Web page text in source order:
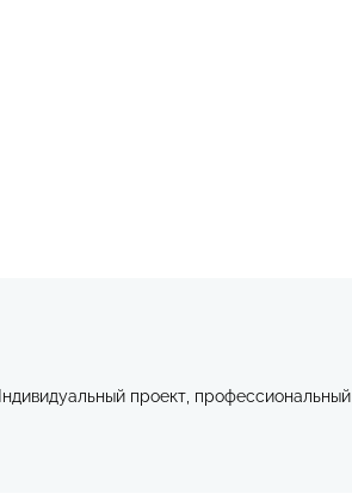
проект, профессиональный